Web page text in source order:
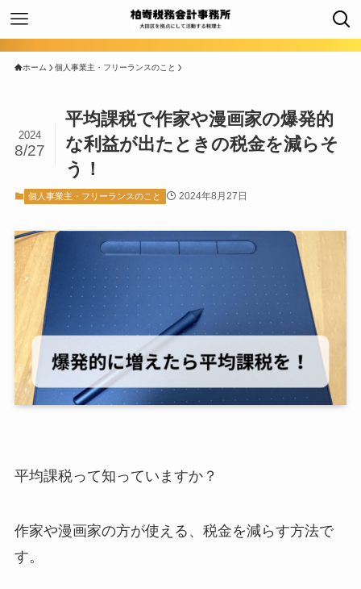
ホーム 個人事業主・フリーランスのこと
平均課税で作家や漫画家の爆発的
な利益が出たときの税金を減らそ
う！
2024
8/27
個人事業主・フリーランスのこと 2024年8月27日
平均課税って知っていますか？
作家や漫画家の方が使える、税金を減らす方法で
す。